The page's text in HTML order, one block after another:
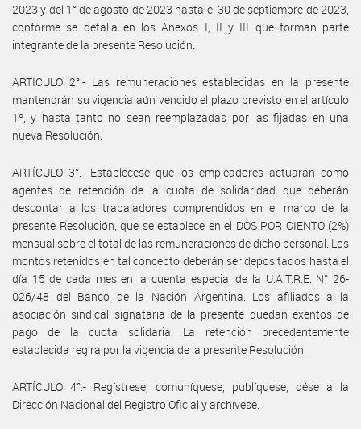
2023 y del 1° de agosto de 2023 hasta el 30 de septiembre de 2023,
conforme se detalla en los Anexos I, II y III que forman parte
integrante de la presente Resolución.
ARTÍCULO 2°.- Las remuneraciones establecidas en la presente
mantendrán su vigencia aún vencido el plazo previsto en el artículo
1º, y hasta tanto no sean reemplazadas por las fijadas en una
nueva Resolución.
ARTÍCULO 3°.- Establécese que los empleadores actuarán como
agentes de retención de la cuota de solidaridad que deberán
descontar a los trabajadores comprendidos en el marco de la
presente Resolución, que se establece en el DOS POR CIENTO (2%)
mensual sobre el total de las remuneraciones de dicho personal. Los
montos retenidos en tal concepto deberán ser depositados hasta el
día 15 de cada mes en la cuenta especial de la U.A.T.R.E. N° 26-
026/48 del Banco de la Nación Argentina. Los afiliados a la
asociación sindical signataria de la presente quedan exentos de
pago de la cuota solidaria. La retención precedentemente
establecida regirá por la vigencia de la presente Resolución.
ARTÍCULO 4°.- Regístrese, comuníquese, publíquese, dése a la
Dirección Nacional del Registro Oficial y archívese.